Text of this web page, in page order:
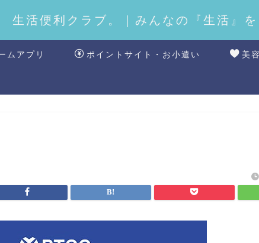
生活便利クラブ。｜みんなの『生活』
ムアプリ ポイントサイト・お小遣い 美